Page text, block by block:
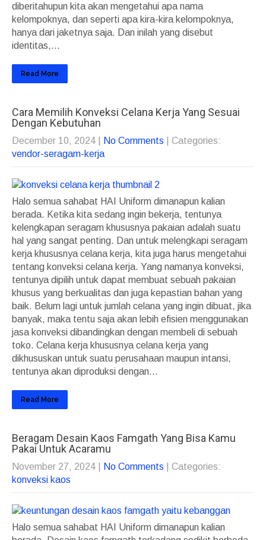
diberitahupun kita akan mengetahui apa nama
kelompoknya, dan seperti apa kira-kira kelompoknya,
hanya dari jaketnya saja. Dan inilah yang disebut
identitas,...
Read More
Cara Memilih Konveksi Celana Kerja Yang Sesuai
Dengan Kebutuhan
December 10, 2024 No Comments
| Categories:
vendor-seragam-kerja
Halo semua sahabat HAI Uniform dimanapun kalian
berada. Ketika kita sedang ingin bekerja, tentunya
kelengkapan seragam khususnya pakaian adalah suatu
hal yang sangat penting. Dan untuk melengkapi seragam
kerja khususnya celana kerja, kita juga harus mengetahui
tentang konveksi celana kerja. Yang namanya konveksi,
tentunya dipilih untuk dapat membuat sebuah pakaian
khusus yang berkualitas dan juga kepastian bahan yang
baik. Belum lagi untuk jumlah celana yang ingin dibuat, jika
banyak, maka tentu saja akan lebih efisien menggunakan
jasa konveksi dibandingkan dengan membeli di sebuah
toko. Celana kerja khususnya celana kerja yang
dikhususkan untuk suatu perusahaan maupun intansi,
tentunya akan diproduksi dengan...
Read More
Beragam Desain Kaos Famgath Yang Bisa Kamu
Pakai Untuk Acaramu
November 27, 2024 No Comments
| Categories:
konveksi kaos
Halo semua sahabat HAI Uniform dimanapun kalian